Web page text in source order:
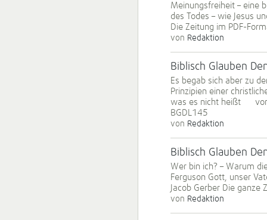
Meinungsfreiheit – eine
des Todes – wie Jesus
Die Zeitung im PDF-
von Redaktion
Biblisch Glauben
Es begab sich aber zu
Prinzipien einer
was es nicht heißt von
BGDL145
von Redaktion
Biblisch Glauben
Wer bin ich? – Warum
Ferguson Gott, unser
Jacob Gerber Die ganze
von Redaktion